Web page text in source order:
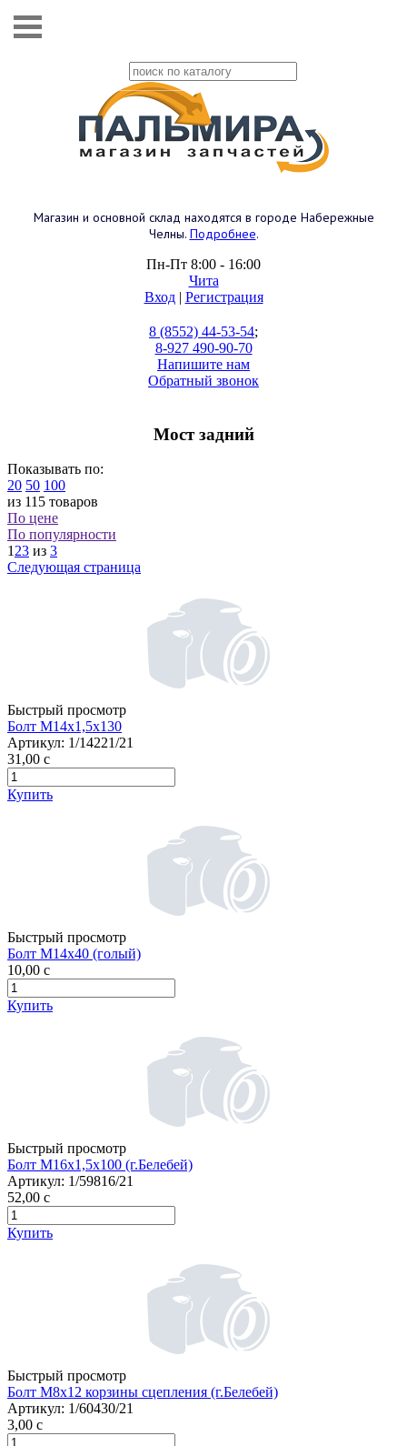
Магазин и основной склад находятся в городе Набережные
Челны. Подробнее.
Пн-Пт 8:00 - 16:00
Чита
Вход| Регистрация
8 (8552) 44-53-54;
8-927 490-90-70
Напишите нам
Обратный звонок
Мост задний
Показывать по:
20 50 100
из 115 товаров
По цене
По популярности
123 из 3
Следующая страница
Быстрый просмотр
Болт М14х1,5х130
Артикул: 1/14221/21
31,00 c
Купить
Быстрый просмотр
Болт М14х40 (голый)
10,00 c
Купить
Быстрый просмотр
Болт М16х1,5х100 (г.Белебей)
Артикул: 1/59816/21
52,00 c
Купить
Быстрый просмотр
Болт М8х12 корзины сцепления (г.Белебей)
Артикул: 1/60430/21
3,00 c